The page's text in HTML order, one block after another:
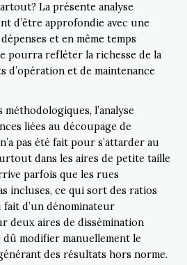
La présente analyse
d’être approfondie avec une
et en même temps
pourra refléter la richesse de la
d’opération et de maintenance
méthodologiques, l’analyse
liées au découpage de
pas été fait pour s’attarder au
dans les aires de petite taille
parfois que les rues
incluses, ce qui sort des ratios
fait d’un dénominateur
deux aires de dissémination
dû modifier manuellement le
des résultats hors norme.